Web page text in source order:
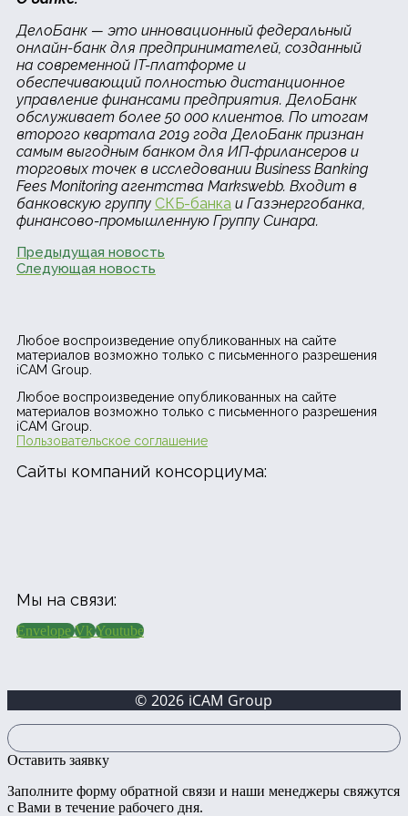
ДелоБанк — это инновационный федеральный
онлайн-банк для предпринимателей, созданный
на современной IT-платформе и
обеспечивающий полностью дистанционное
управление финансами предприятия. ДелоБанк
обслуживает более 50 000 клиентов. По итогам
второго квартала 2019 года ДелоБанк признан
самым выгодным банком для ИП-фрилансеров и
торговых точек в исследовании Business Banking
Fees Monitoring агентства Markswebb. Входит в
банковскую группу СКБ-банка и Газэнергобанка,
финансово-промышленную Группу Синара.
Предыдущая новость
Следующая новость
Любое воспроизведение опубликованных на сайте
материалов возможно только с письменного разрешения
iCAM Group.
Любое воспроизведение опубликованных на сайте
материалов возможно только с письменного разрешения
iCAM Group.
Пользовательское соглашение
Сайты компаний консорциума:
Мы на связи:
Envelope Vk Youtube
© 2026 iCAM Group
Оставить заявку
Заполните форму обратной связи и наши менеджеры свяжутся
с Вами в течение рабочего дня.